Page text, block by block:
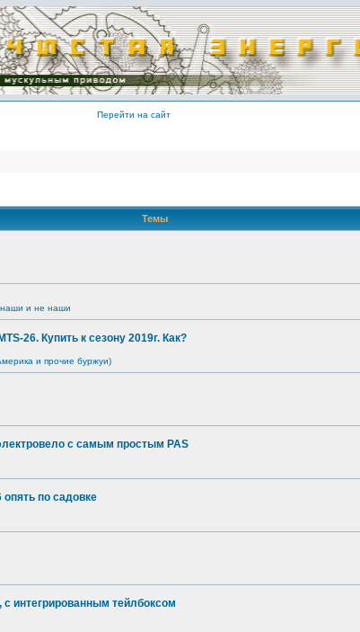
Перейти на сайт
Темы
наши и не наши
26. Купить к сезону 2019г. Как?
и прочие буржуи)
с самым простым PAS
по садовке
интегрированным тейлбоксом